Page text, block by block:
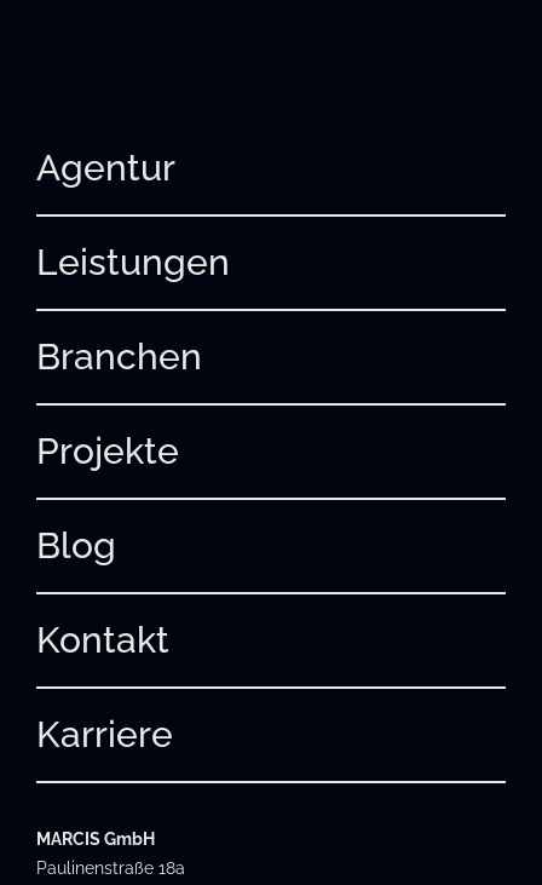
MARCIS GmbH
Paulinenstraße 18a
Agentur
Leistungen
Branchen
Projekte
Blog
Kontakt
Karriere